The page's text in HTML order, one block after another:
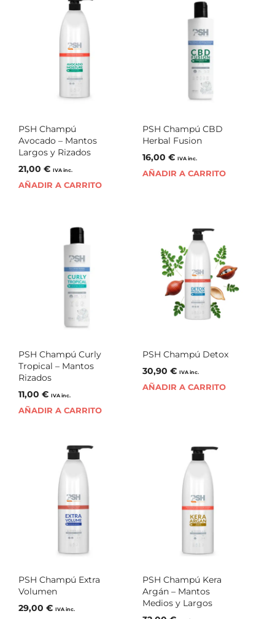
PSH Champú
Avocado – Mantos
Largos y Rizados
21,00 € IVA inc.
AÑADIR A CARRITO
PSH Champú CBD
Herbal Fusion
16,00 € IVA inc.
AÑADIR A CARRITO
PSH Champú Curly
Tropical – Mantos
Rizados
11,00 € IVA inc.
AÑADIR A CARRITO
PSH Champú Detox
30,90 € IVA inc.
AÑADIR A CARRITO
PSH Champú Extra
Volumen
29,00 € IVA inc.
PSH Champú Kera
Argán – Mantos
Medios y Largos